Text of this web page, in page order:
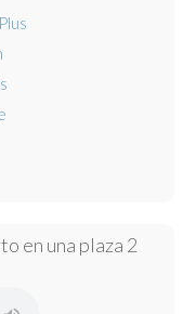
en una plaza 2